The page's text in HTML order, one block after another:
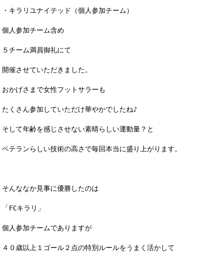
・キラリユナイテッド（個人参加チーム）
個人参加チーム含め
５チーム満員御礼にて
開催させていただきました。
おかげさまで女性フットサラーも
たくさん参加していただけ華やかでしたね♪
そして年齢を感じさせない素晴らしい運動量？と
ベテランらしい技術の高さで毎回本当に盛り上がります。
そんななか見事に優勝したのは
「FCキラリ」
個人参加チームでありますが
４０歳以上１ゴール２点の特別ルールをうまく活かして